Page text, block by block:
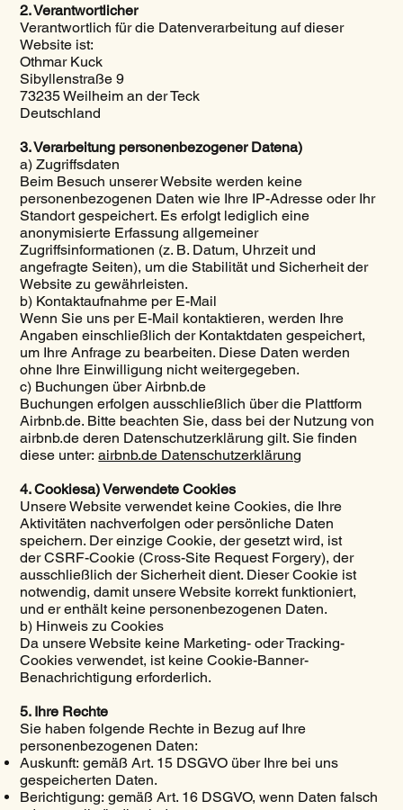
2. Verantwortlicher
Verantwortlich für die Datenverarbeitung auf dieser
Website ist:
Othmar Kuck
Sibyllenstraße 9
73235 Weilheim an der Teck
Deutschland
3. Verarbeitung personenbezogener Datena)
a) Zugriffsdaten
Beim Besuch unserer Website werden keine
personenbezogenen Daten wie Ihre IP-Adresse oder Ihr
Standort gespeichert. Es erfolgt lediglich eine
anonymisierte Erfassung allgemeiner
Zugriffsinformationen (z. B. Datum, Uhrzeit und
angefragte Seiten), um die Stabilität und Sicherheit der
Website zu gewährleisten.
b) Kontaktaufnahme per E-Mail
Wenn Sie uns per E-Mail kontaktieren, werden Ihre
Angaben einschließlich der Kontaktdaten gespeichert,
um Ihre Anfrage zu bearbeiten. Diese Daten werden
ohne Ihre Einwilligung nicht weitergegeben.
c) Buchungen über Airbnb.de
Buchungen erfolgen ausschließlich über die Plattform
Airbnb.de. Bitte beachten Sie, dass bei der Nutzung von
airbnb.de deren Datenschutzerklärung gilt. Sie finden
diese unter:airbnb.de Datenschutzerklärung
4. Cookiesa) Verwendete Cookies
Unsere Website verwendet keine Cookies, die Ihre
Aktivitäten nachverfolgen oder persönliche Daten
speichern. Der einzige Cookie, der gesetzt wird, ist
der CSRF-Cookie (Cross-Site Request Forgery), der
ausschließlich der Sicherheit dient. Dieser Cookie ist
notwendig, damit unsere Website korrekt funktioniert,
und er enthält keine personenbezogenen Daten.
b) Hinweis zu Cookies
Da unsere Website keine Marketing- oder Tracking-
Cookies verwendet, ist keine Cookie-Banner-
Benachrichtigung erforderlich.
5. Ihre Rechte
Sie haben folgende Rechte in Bezug auf Ihre
personenbezogenen Daten:
Auskunft: gemäß Art. 15 DSGVO über Ihre bei uns
gespeicherten Daten.
Berichtigung: gemäß Art. 16 DSGVO, wenn Daten falsch